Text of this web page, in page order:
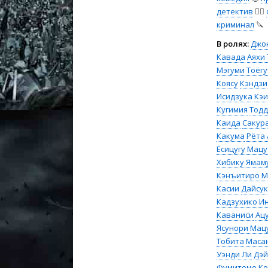
детектив 🕵️‍♂️
криминал 🔪
В ролях:
Кавада Аяхи
Мэгуми
Коясу
Исидзука
Кугимия
Каида
Какума Рёта
Ёсицугу
Хибику
Кэнъитиро
Касии
Кадзухико
Каваниси
Ясунори
Тобита
Уэнди Ли